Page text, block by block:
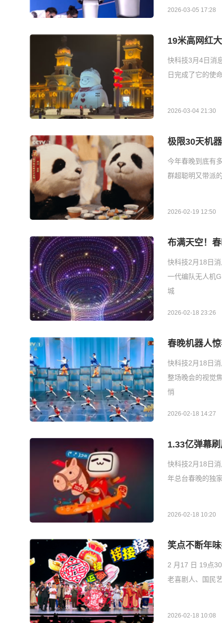
2026-03-05 17:28
19米高网红
快科技3月4日消
日完成了它的使
2026-03-04 21:30
极限30天机
今年春晚到底有
群超聪明又带派
2026-02-19 12:50
布满天空！
快科技2月18日
一代编队无人机
城
2026-02-18 23:26
春晚机器人
快科技2月18日
整场晚会的视觉
悄
2026-02-18 14:27
1.33亿弹幕
快科技2月18日
年总台春晚的独
2026-02-18 10:20
笑点不断年
2 月17 日 19点
老喜剧人、国民
2026-02-18 10:08